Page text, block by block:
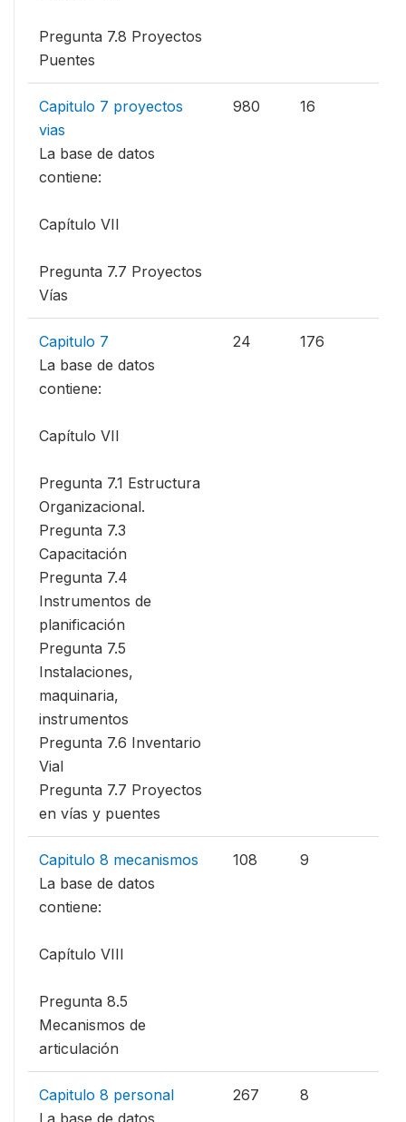
Pregunta 7.8 Proyectos
Puentes
Capitulo 7 proyectos
vias
La base de datos
contiene:
Capítulo VII
Pregunta 7.7 Proyectos
Vías
980 16
Capitulo 7
La base de datos
contiene:
Capítulo VII
Pregunta 7.1 Estructura
Organizacional.
Pregunta 7.3
Capacitación
Pregunta 7.4
Instrumentos de
planificación
Pregunta 7.5
Instalaciones,
maquinaria,
instrumentos
Pregunta 7.6 Inventario
Vial
Pregunta 7.7 Proyectos
en vías y puentes
24 176
Capitulo 8 mecanismos
La base de datos
contiene:
Capítulo VIII
Pregunta 8.5
Mecanismos de
articulación
108 9
Capitulo 8 personal
267 8